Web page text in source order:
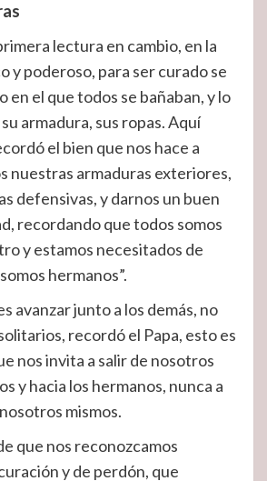
lectura en cambio, en la
y poderoso, para ser curado se
en el que todos se bañaban, y lo
armadura, sus ropas. Aquí
el bien que nos hace a
nuestras armaduras exteriores,
defensivas, y darnos un buen
recordando que todos somos
y estamos necesitados de
hermanos”.
avanzar junto a los demás, no
recordó el Papa, esto es
nos invita a salir de nosotros
y hacia los hermanos, nunca a
mismos.
que nos reconozcamos
y de perdón, que